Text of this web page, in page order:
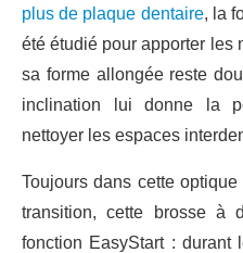
plus de plaque dentaire, la
été étudié pour apporter les
sa forme allongée reste
inclination lui donne la
nettoyer les espaces
Toujours dans cette
transition, cette brosse à
fonction EasyStart : durant